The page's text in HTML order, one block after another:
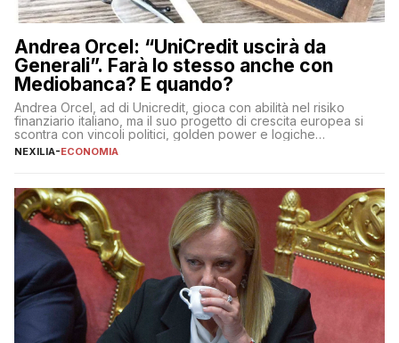
Andrea Orcel: “UniCredit uscirà da
Generali”. Farà lo stesso anche con
Mediobanca? E quando?
Andrea Orcel, ad di Unicredit, gioca con abilità nel risiko
finanziario italiano, ma il suo progetto di crescita europea si
scontra con vincoli politici, golden power e logiche
protezionistiche. Orcel e la mossa su Generali Andrea Orcel,
NEXILIA-ECONOMIA